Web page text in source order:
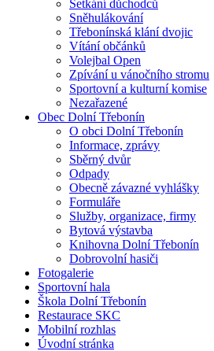
Setkání důchodců
Sněhulákování
Třebonínská klání dvojic
Vítání občánků
Volejbal Open
Zpívání u vánočního stromu
Sportovní a kulturní komise
Nezařazené
Obec Dolní Třebonín
O obci Dolní Třebonín
Informace, zprávy
Sběrný dvůr
Odpady
Obecně závazné vyhlášky
Formuláře
Služby, organizace, firmy
Bytová výstavba
Knihovna Dolní Třebonín
Dobrovolní hasiči
Fotogalerie
Sportovní hala
Škola Dolní Třebonín
Restaurace SKC
Mobilní rozhlas
Úvodní stránka